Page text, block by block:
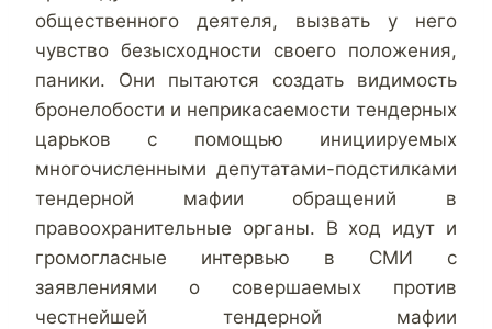
общественного деятеля, вызвать у него
чувство безысходности своего положения,
паники. Они пытаются создать видимость
бронелобости и неприкасаемости тендерных
царьков с помощью инициируемых
многочисленными депутатами-подстилками
тендерной мафии обращений в
правоохранительные органы. В ход идут и
громогласные интервью в СМИ с
заявлениями о совершаемых против
честнейшей тендерной мафии